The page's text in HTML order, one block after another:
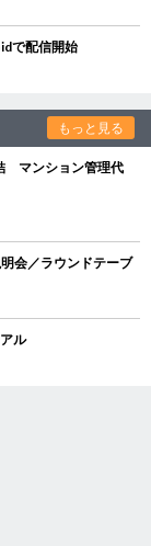
で配信開始
もっと見る
マンション管理代
会／ラウンドテーブ
ル